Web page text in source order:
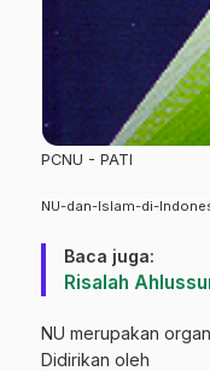
PCNU - PATI
NU-dan-Islam-di-
Baca juga:
Risalah
NU merupakan
Didirikan oleh